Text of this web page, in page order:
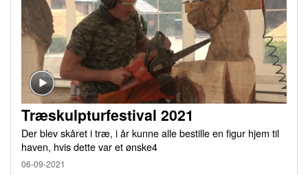
Træskulpturfestival 2021
Der blev skåret i træ, i år kunne alle bestille en figur hjem til
haven, hvis dette var et ønske4
06-09-2021